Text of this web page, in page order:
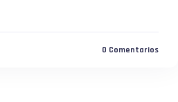
0 Comentarios